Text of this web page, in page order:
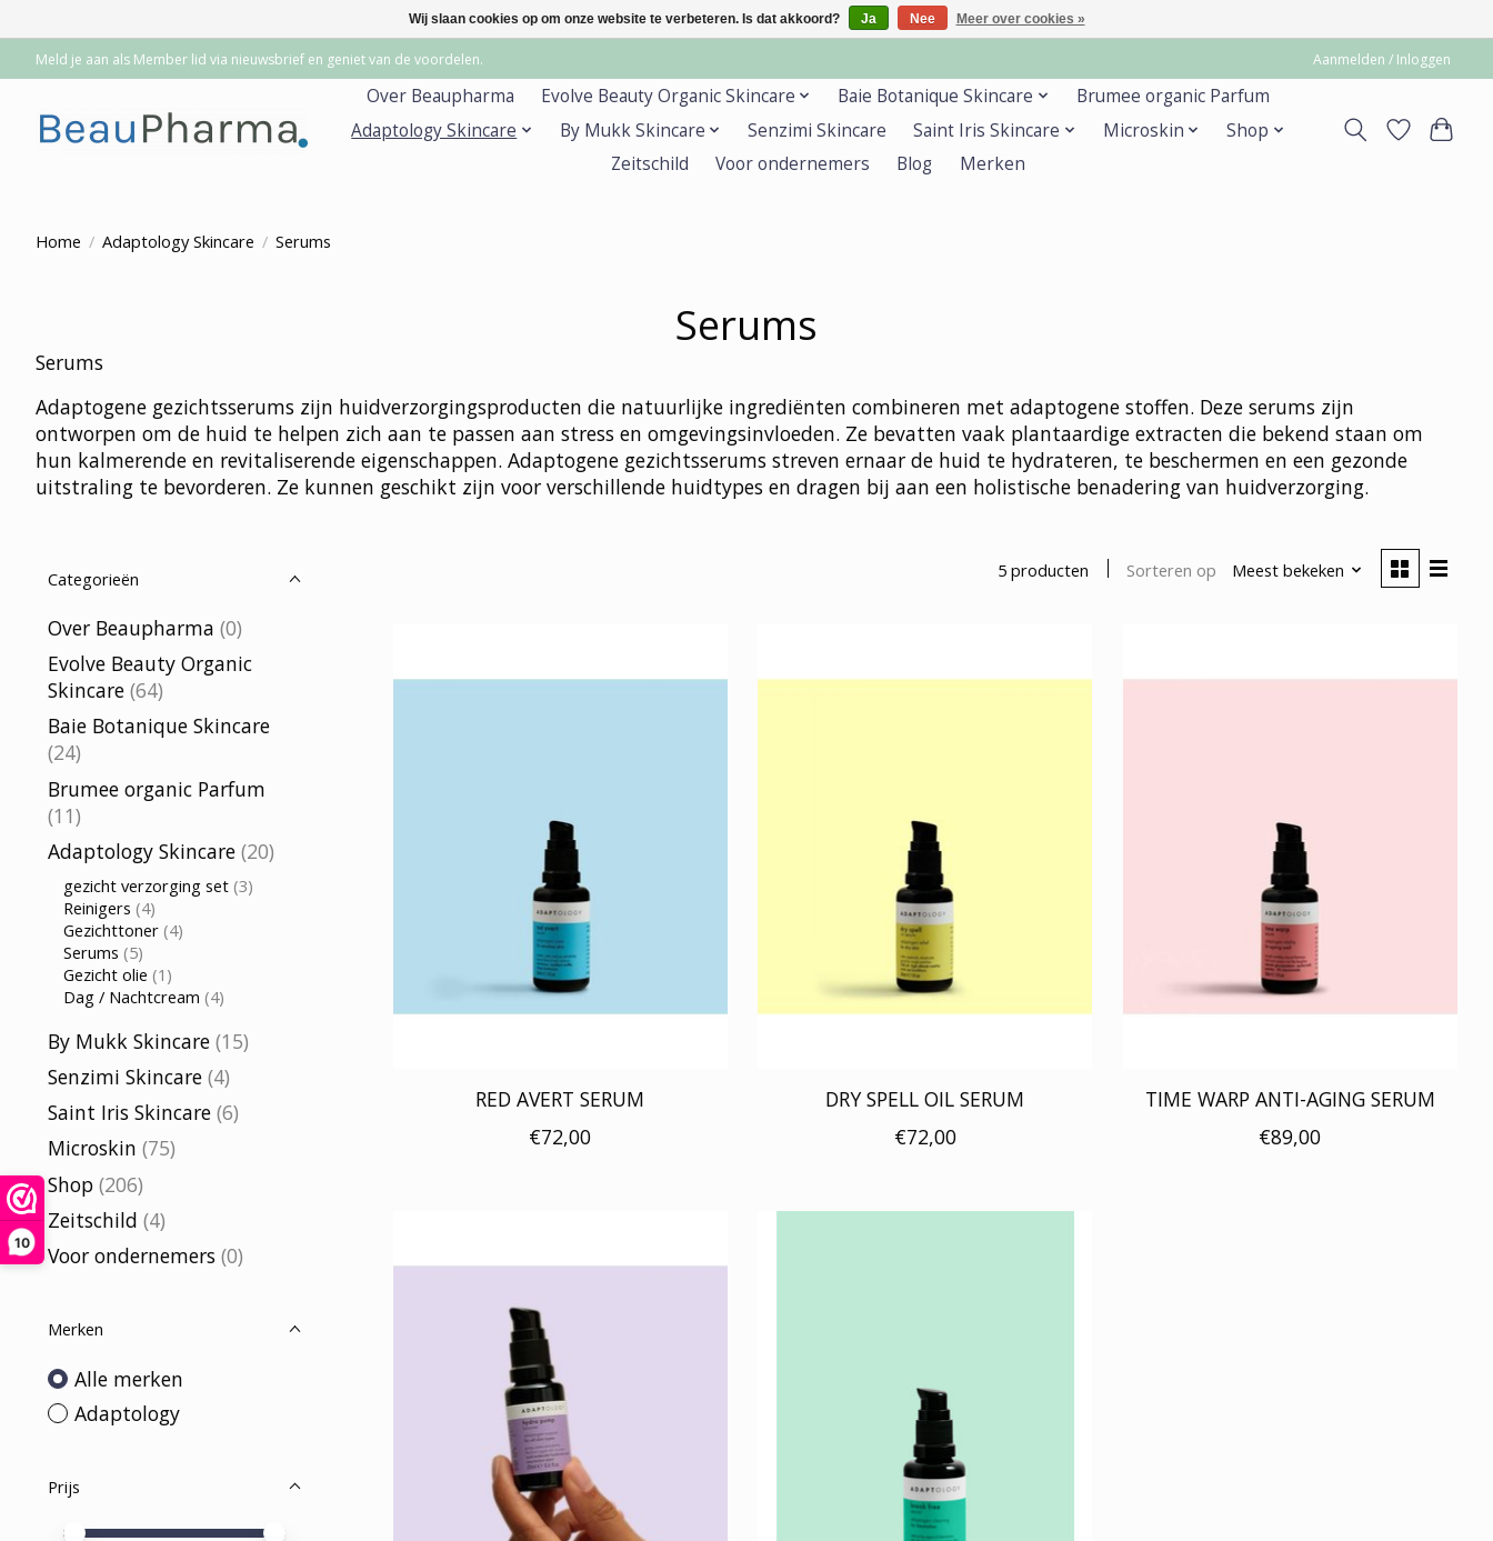
10
Meld je aan als Member lid via nieuwsbrief en geniet van de voordelen. Aanmelden / Inloggen
Over Beaupharma Evolve Beauty Organic Skincare Baie Botanique Skincare
Brumee organic Parfum
Adaptology Skincare
By Mukk Skincare Senzimi Skincare Saint Iris Skincare Microskin
Shop
Zeitschild
Voor ondernemers Blog Merken
Home / Adaptology Skincare / Serums
Serums
Serums
Adaptogene gezichtsserums zijn huidverzorgingsproducten die natuurlijke ingrediënten combineren met adaptogene stoffen. Deze serums zijn
ontworpen om de huid te helpen zich aan te passen aan stress en omgevingsinvloeden. Ze bevatten vaak plantaardige extracten die bekend staan om
hun kalmerende en revitaliserende eigenschappen. Adaptogene gezichtsserums streven ernaar de huid te hydrateren, te beschermen en een gezonde
uitstraling te bevorderen. Ze kunnen geschikt zijn voor verschillende huidtypes en dragen bij aan een holistische benadering van huidverzorging.
Categorieën
Over Beaupharma (0)
Evolve Beauty Organic
Skincare (64)
Baie Botanique Skincare
(24)
Brumee organic Parfum
(11)
Adaptology Skincare (20)
gezicht verzorging set (3)
Reinigers (4)
Gezichttoner (4)
Serums (5)
Gezicht olie (1)
Dag / Nachtcream (4)
By Mukk Skincare (15)
Senzimi Skincare (4)
Saint Iris Skincare (6)
Microskin (75)
Shop (206)
Zeitschild (4)
Voor ondernemers (0)
Merken
Alle merken
Adaptology
Prijs
Minimale prijswaarde
Price maximum value
5 producten Sorteren op Meest bekeken
RED AVERT SERUM
€72,00
DRY SPELL OIL SERUM
€72,00
TIME WARP ANTI-AGING SERUM
€89,00
Wij slaan cookies op om onze website te verbeteren. Is dat akkoord? Ja Nee Meer over cookies »